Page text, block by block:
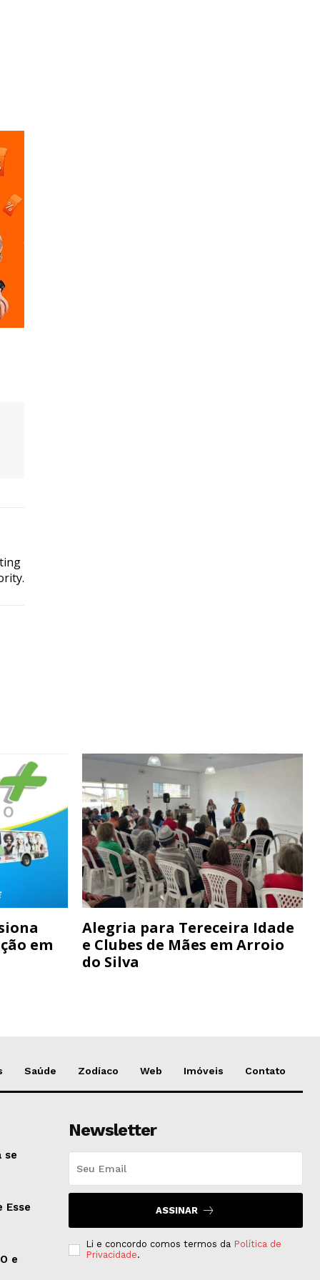
em
Alegria para Tereceira Idade
e Clubes de Mães em Arroio
do Silva
Saúde Zodíaco Web Imóveis Contato
se
Esse
e
Newsletter
ASSINAR
Li e concordo comos termos da Política de
Privacidade.